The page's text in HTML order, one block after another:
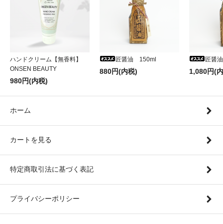
ハンドクリーム【無香料】
ONSEN BEAUTY
980円(内税)
匠醤油 150ml
880円(内税)
匠醤
1,080円(
ホーム
カートを見る
特定商取引法に基づく表記
プライバシーポリシー